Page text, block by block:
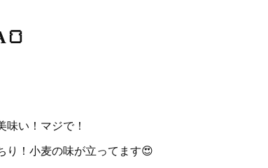
い！マジで！
り！小麦の味が立ってます😍